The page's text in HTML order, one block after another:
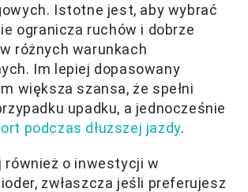
Istotne jest, aby wybrać
ogranicza ruchów i dobrze
różnych warunkach
Im lepiej dopasowany
większa szansa, że spełni
upadku, a jednocześnie
podczas dłuższej jazdy.
również o inwestycji w
zwłaszcza jeśli preferujesz